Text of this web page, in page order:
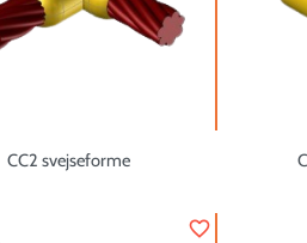
CC2 svejseforme
favorite_border